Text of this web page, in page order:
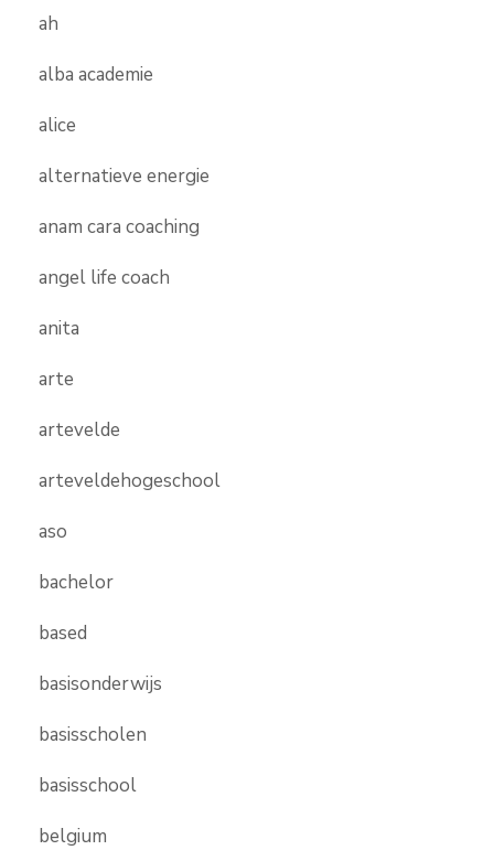
ah
alba academie
alice
alternatieve energie
anam cara coaching
angel life coach
anita
arte
artevelde
arteveldehogeschool
aso
bachelor
based
basisonderwijs
basisscholen
basisschool
belgium